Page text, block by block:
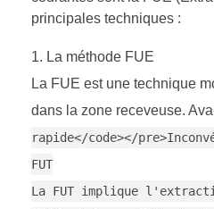
principales techniques :
La méthode FUE
La FUE est une technique
dans la zone receveuse.
rapide</code></
FUT
La FUT implique